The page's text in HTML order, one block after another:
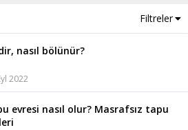
Filtreler
nasıl bölünür?
2022
evresi nasıl olur? Masrafsız tapu